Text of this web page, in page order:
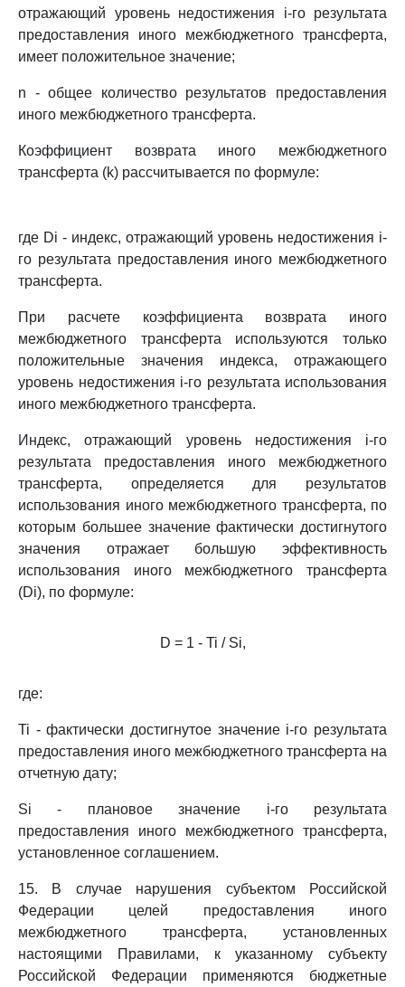
отражающий уровень недостижения i-го результата
предоставления иного межбюджетного трансферта,
имеет положительное значение;
n - общее количество результатов предоставления
иного межбюджетного трансферта.
Коэффициент возврата иного межбюджетного
трансферта (k) рассчитывается по формуле:
где Di - индекс, отражающий уровень недостижения i-
го результата предоставления иного межбюджетного
трансферта.
При расчете коэффициента возврата иного
межбюджетного трансферта используются только
положительные значения индекса, отражающего
уровень недостижения i-го результата использования
иного межбюджетного трансферта.
Индекс, отражающий уровень недостижения i-го
результата предоставления иного межбюджетного
трансферта, определяется для результатов
использования иного межбюджетного трансферта, по
которым большее значение фактически достигнутого
значения отражает большую эффективность
использования иного межбюджетного трансферта
(Di), по формуле:
D = 1 - Ti / Si,
где:
Ti - фактически достигнутое значение i-го результата
предоставления иного межбюджетного трансферта на
отчетную дату;
Si - плановое значение i-го результата
предоставления иного межбюджетного трансферта,
установленное соглашением.
15. В случае нарушения субъектом Российской
Федерации целей предоставления иного
межбюджетного трансферта, установленных
настоящими Правилами, к указанному субъекту
Российской Федерации применяются бюджетные